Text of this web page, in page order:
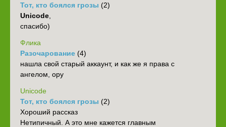
Тот, кто боялся грозы (2)
Unicode
спасибо)
Флика
Разочарование (4)
нашла свой старый аккаунт, и как же я права с
ангелом, ору
Unicode
Тот, кто боялся грозы (2)
Хороший рассказ
Нетипичный. А это мне кажется главным